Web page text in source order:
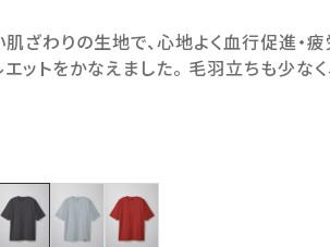
ざわりの生地で、心地よく血行促進・
ットをかなえました。 毛羽立ちも少な